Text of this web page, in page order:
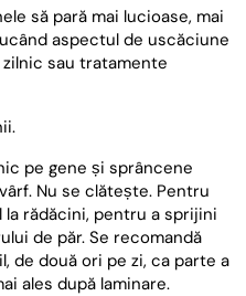
să pară mai lucioase, mai
aspectul de uscăciune
sau tratamente
pe gene și sprâncene
Nu se clătește. Pentru
rădăcini, pentru a sprijini
de păr. Se recomandă
de două ori pe zi, ca parte a
ales după laminare.